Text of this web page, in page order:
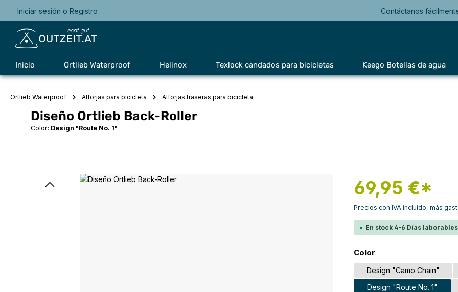
Saltar a la navegación principal
Iniciar sesión o Registro Contáctanos
Inicio Ortlieb Waterproof Helinox Texlock candados para bicicletas Keego Botellas de agua
Ortlieb Waterproof Alforjas para bicicleta Alforjas traseras para bicicleta
Diseño Ortlieb Back-Roller
Color: Design "Route No. 1"
Omitir galería de imágenes 69,95 €*
Precios con IVA incluido, más
En stock 4-6 Días
Seleccione
Color
Design "Camo Chain"
Design "Route No. 1"